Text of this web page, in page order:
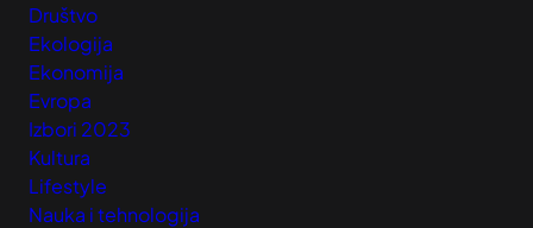
Društvo
Ekologija
Ekonomija
Evropa
Izbori 2023
Kultura
Lifestyle
Nauka i tehnologija